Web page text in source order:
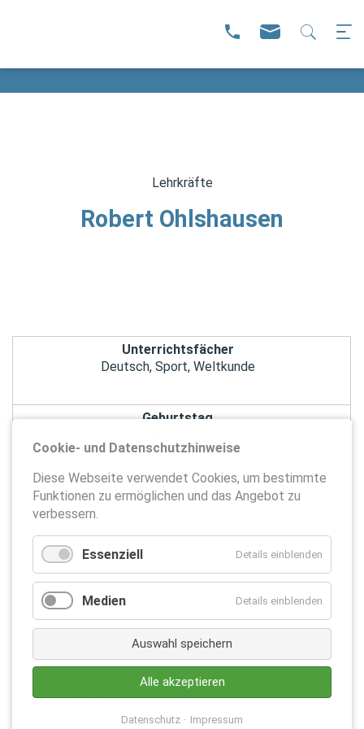
Lehrkräfte
Robert Ohlshausen
Unterrichtsfächer
Deutsch, Sport, Weltkunde
Geburtstag
An der Schule seit
01.01.1993
Datenschutz
Cookie- und Datenschutzhinweise
Diese Webseite verwendet Cookies, um bestimmte
Funktionen zu ermöglichen und das Angebot zu
verbessern.
Essenziell Details einblenden
Medien Details einblenden
Auswahl speichern
Alle akzeptieren
Datenschutz Impressum